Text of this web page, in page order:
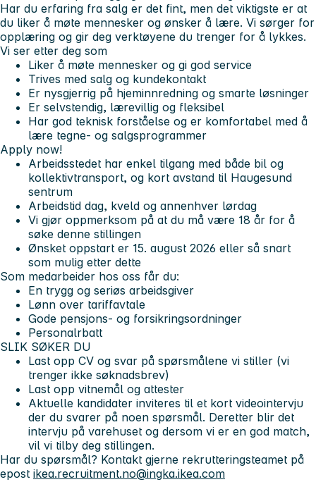
Har du erfaring fra salg er det fint, men det viktigste er at
du liker å møte mennesker og ønsker å lære. Vi sørger for
opplæring og gir deg verktøyene du trenger for å lykkes.
Vi ser etter deg som
Liker å møte mennesker og gi god service
Trives med salg og kundekontakt
Er nysgjerrig på hjeminnredning og smarte løsninger
Er selvstendig, lærevillig og fleksibel
Har god teknisk forståelse og er komfortabel med å
lære tegne- og salgsprogrammer
Apply now!
Arbeidsstedet har enkel tilgang med både bil og
kollektivtransport, og kort avstand til Haugesund
sentrum
Arbeidstid dag, kveld og annenhver lørdag
Vi gjør oppmerksom på at du må være 18 år for å
søke denne stillingen
Ønsket oppstart er 15. august 2026 eller så snart
som mulig etter dette
Som medarbeider hos oss får du:
En trygg og seriøs arbeidsgiver
Lønn over tariffavtale
Gode pensjons- og forsikringsordninger
Personalrbatt
SLIK SØKER DU
Last opp CV og svar på spørsmålene vi stiller (vi
trenger ikke søknadsbrev)
Last opp vitnemål og attester
Aktuelle kandidater inviteres til et kort videointervju
der du svarer på noen spørsmål. Deretter blir det
intervju på varehuset og dersom vi er en god match,
vil vi tilby deg stillingen.
Har du spørsmål? Kontakt gjerne rekrutteringsteamet på
epost ikea.recruitment.no@ingka.ikea.com